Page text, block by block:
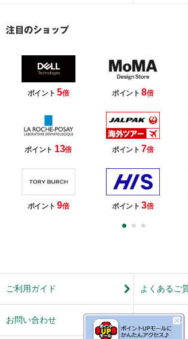
ポイント5倍 ポイント8倍
ポイント 13倍 ポイント 7倍
ポイント9倍 ポイント3倍
ご利用ガイド よくあるご
お問い合わせ